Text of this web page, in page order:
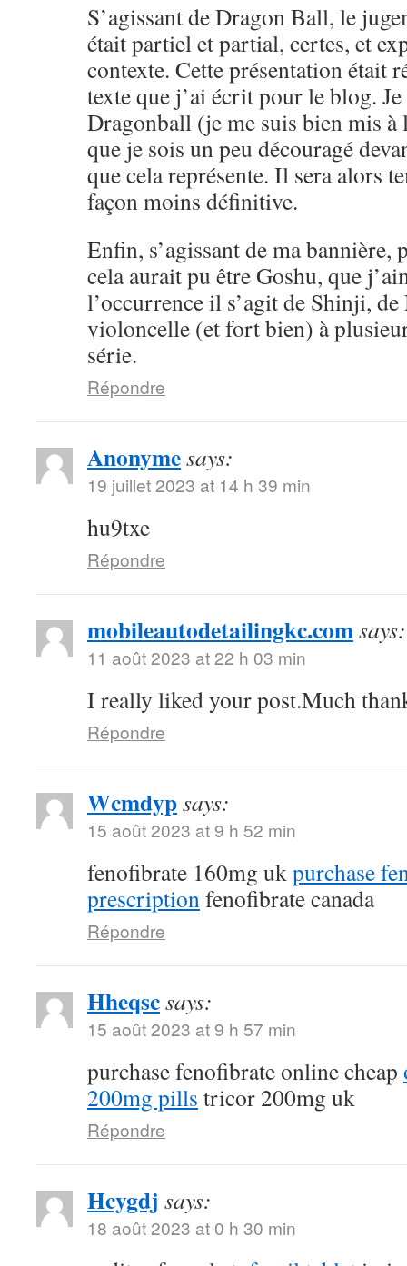
S’agissant de Dragon Ball, le
était partiel et partial, certes, et
contexte. Cette présentation était
texte que j’ai écrit pour le blog.
Dragonball (je me suis bien mis
que je sois un peu découragé
que cela représente. Il sera alors
façon moins définitive.
Enfin, s’agissant de ma
cela aurait pu être Goshu, que
l’occurrence il s’agit de Shinji,
violoncelle (et fort bien) à
série.
Répondre
Anonymesays:
19 juillet 2023 at 14 h 39 min
hu9txe
Répondre
mobileautodetailingkc.comsays:
11 août 2023 at 22 h 03 min
I really liked your post.Much
Répondre
Wcmdypsays:
15 août 2023 at 9 h 52 min
fenofibrate 160mg ukpurchase
prescriptionfenofibrate canada
Répondre
Hheqscsays:
15 août 2023 at 9 h 57 min
purchase fenofibrate online cheap
200mg pills tricor 200mg uk
Répondre
Hcygdj says:
18 août 2023 at 0 h 30 min